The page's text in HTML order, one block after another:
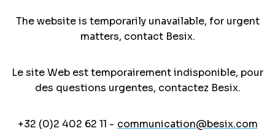
The website is temporarily unavailable, for urgent
matters, contact Besix.
Le site Web est temporairement indisponible, pour
des questions urgentes, contactez Besix.
+32 (0)2 402 62 11 - communication@besix.com